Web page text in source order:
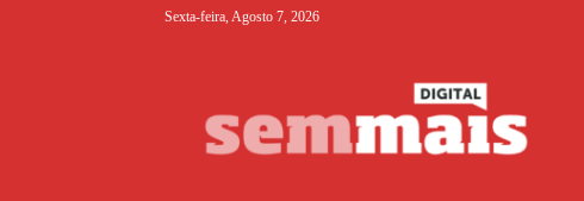
Sexta-feira, Agosto 7, 2026